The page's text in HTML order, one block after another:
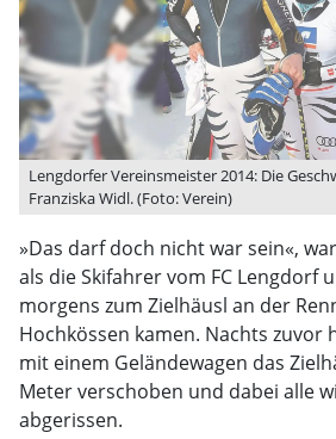
Lengdorfer Vereinsmeister 2014: Die
Franziska Widl. (Foto: Verein)
»Das darf doch nicht war sein«,
als die Skifahrer vom FC Lengdorf
morgens zum Zielhäusl an der
Hochkössen kamen. Nachts zuvor
mit einem Geländewagen das
Meter verschoben und dabei alle
abgerissen.